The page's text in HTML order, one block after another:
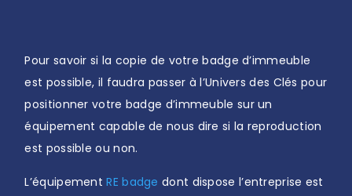
Pour savoir si la copie de votre badge d’immeuble
est possible, il faudra passer à l’Univers des Clés pour
positionner votre badge d’immeuble sur un
équipement capable de nous dire si la reproduction
est possible ou non.
L’équipementRE badge dont dispose l’entreprise est